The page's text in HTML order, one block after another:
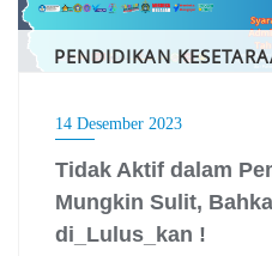
PENDIDIKAN
14 Desember 2023
Tidak Aktif dalam
Mungkin Sulit,
di_Lulus_kan !